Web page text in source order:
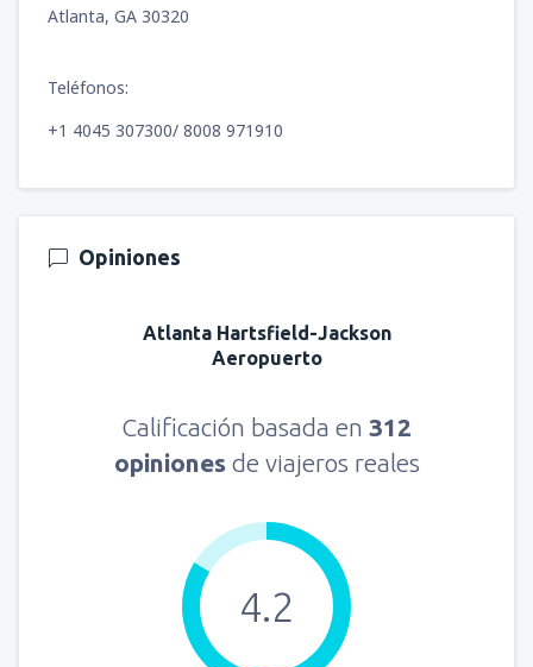
Atlanta, GA 30320
Teléfonos:
+1 4045 307300/ 8008 971910
Opiniones
Atlanta Hartsfield-Jackson
Aeropuerto
Calificación basada en 312
opiniones de viajeros reales
4.2